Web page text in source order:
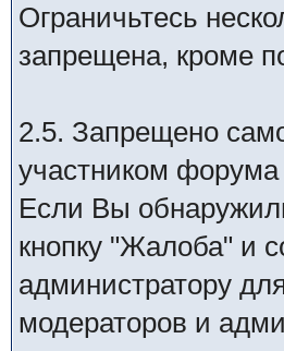
Ограничьтесь
запрещена, кроме
2.5. Запрещено
участником
Если Вы
кнопку "Жалоба" и
администратору
модераторов и